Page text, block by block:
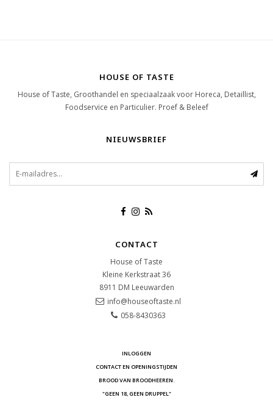
HOUSE OF TASTE
House of Taste, Groothandel en speciaalzaak voor Horeca, Detaillist,
Foodservice en Particulier. Proef & Beleef
NIEUWSBRIEF
CONTACT
House of Taste
Kleine Kerkstraat 36
8911 DM Leeuwarden
info@houseoftaste.nl
058-8430363
INLOGGEN
CONTACT EN OPENINGSTIJDEN
BROOD VAN BROODHEEREN.
"GEEN 18, GEEN DRUPPEL"